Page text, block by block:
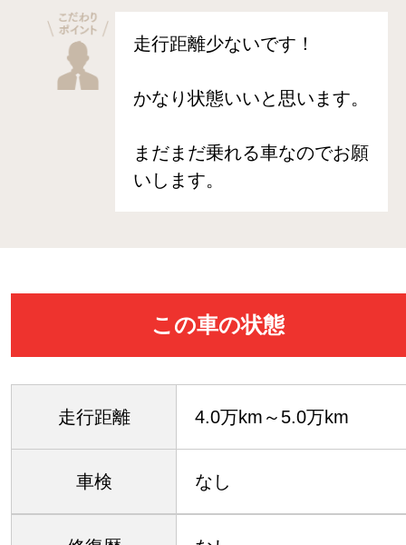
走行距離少ないです！
かなり状態いいと思います。
まだまだ乗れる車なのでお願
いします。
この車の状態
走行距離 4.0万km～5.0万km
車検 なし